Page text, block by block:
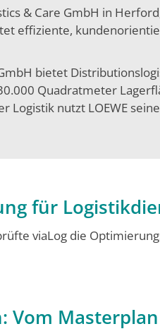
& Care GmbH in
effiziente,
bietet
Quadratmeter
nutzt LOEWE
für
viaLog die
Vom